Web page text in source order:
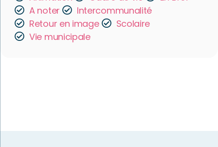
A noter
Intercommunalité
Retour en image
Scolaire
Vie municipale